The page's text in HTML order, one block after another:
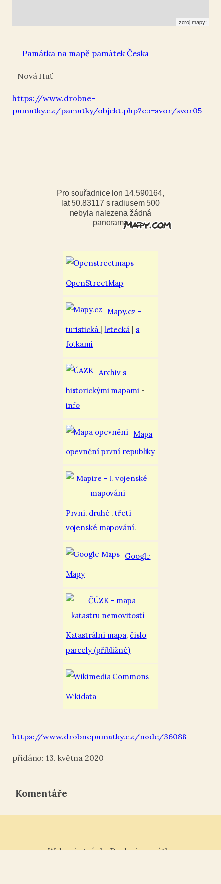
zdroj mapy:
Památka na mapě památek Česka
Nová Huť
https://www.drobne-
pamatky.cz/pamatky/objekt.php?co=svor/svor05
Pro souřadnice lon 14.590164,
lat 50.83117 s radiusem 500
nebyla nalezena žádná
panorama
OpenStreetMap
Mapy.cz -
turistická |letecká | s
fotkami
Archiv s
historickými mapami -
info
Mapa
opevnění první republiky
První, druhé ,třetí
vojenské mapování.
Google
Mapy
Katastrální mapa,číslo
parcely (přibližné)
Wikidata
https://www.drobnepamatky.cz/node/36088
13. května 2020
Komentáře
Webové stránky Drobné památky